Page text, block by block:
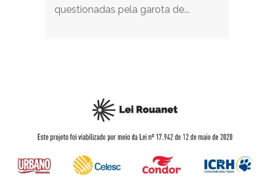
questionadas pela garota de...